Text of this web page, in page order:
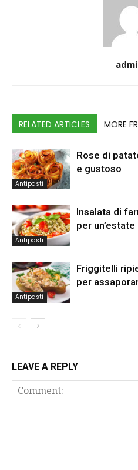
RELATED ARTICLES MORE
Antipasti
Rose di
e gustoso
Antipasti
Insalata di
per un’estate
Antipasti
Friggitelli
per
LEAVE A REPLY